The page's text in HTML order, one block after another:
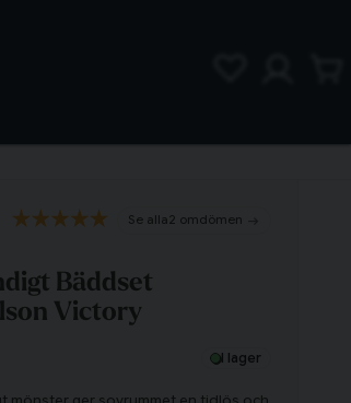
2 omdömen
Bäddset
Victory
I lager